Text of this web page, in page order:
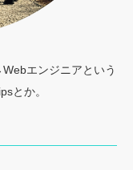
エンジニアという
とか。